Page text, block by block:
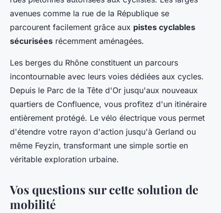
avenues comme la rue de la République se
parcourent facilement grâce aux pistes cyclables
sécurisées récemment aménagées.
Les berges du Rhône constituent un parcours
incontournable avec leurs voies dédiées aux cycles.
Depuis le Parc de la Tête d'Or jusqu'aux nouveaux
quartiers de Confluence, vous profitez d'un itinéraire
entièrement protégé. Le vélo électrique vous permet
d'étendre votre rayon d'action jusqu'à Gerland ou
même Feyzin, transformant une simple sortie en
véritable exploration urbaine.
Vos questions sur cette solution de
mobilité